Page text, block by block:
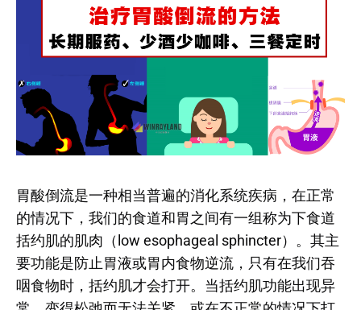
胃酸倒流是一种相当普遍的消化系统疾病，在正常
的情况下，我们的食道和胃之间有一组称为下食道
括约肌的肌肉（low esophageal sphincter）。其主
要功能是防止胃液或胃内食物逆流，只有在我们吞
咽食物时，括约肌才会打开。当括约肌功能出现异